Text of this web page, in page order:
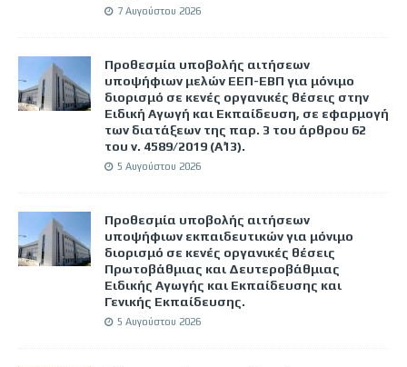
7 Αυγούστου 2026
Προθεσμία υποβολής αιτήσεων
υποψήφιων μελών ΕΕΠ-ΕΒΠ για μόνιμο
διορισμό σε κενές οργανικές θέσεις στην
Ειδική Αγωγή και Εκπαίδευση, σε εφαρμογή
των διατάξεων της παρ. 3 του άρθρου 62
του ν. 4589/2019 (Α΄13).
5 Αυγούστου 2026
Προθεσμία υποβολής αιτήσεων
υποψήφιων εκπαιδευτικών για μόνιμο
διορισμό σε κενές οργανικές θέσεις
Πρωτοβάθμιας και Δευτεροβάθμιας
Ειδικής Αγωγής και Εκπαίδευσης και
Γενικής Εκπαίδευσης.
5 Αυγούστου 2026